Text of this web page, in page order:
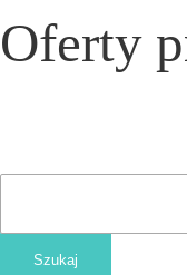
Oferty